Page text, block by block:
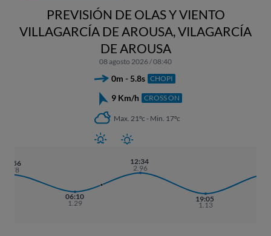
PREVISIÓN DE OLAS Y VIENTO
VILLAGARCÍA DE AROUSA, VILAGARCÍA
DE AROUSA
08 agosto 2026 / 08:40
0m - 5.8s CHOPI
9 Km/h CROSS ON
Max. 21ºc - Min. 17ºc
23:56
2.78
06:10
1.29
12:34
2.96
19:05
1.13